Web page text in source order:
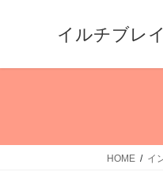
ン
ー
イルチブレ
HOME イ